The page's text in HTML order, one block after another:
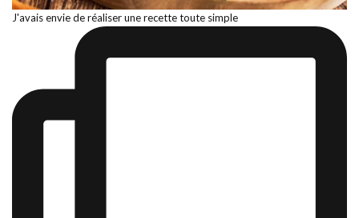
J'avais envie de réaliser une recette toute simple